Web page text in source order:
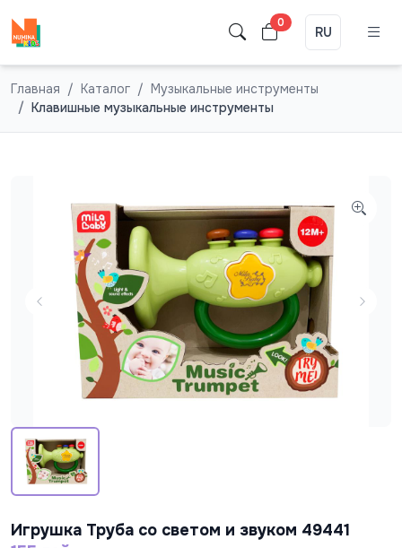
0
RU
Главная Каталог
Музыкальные инструменты
Клавишные музыкальные инструменты
Игрушка Труба со светом и звуком 49441